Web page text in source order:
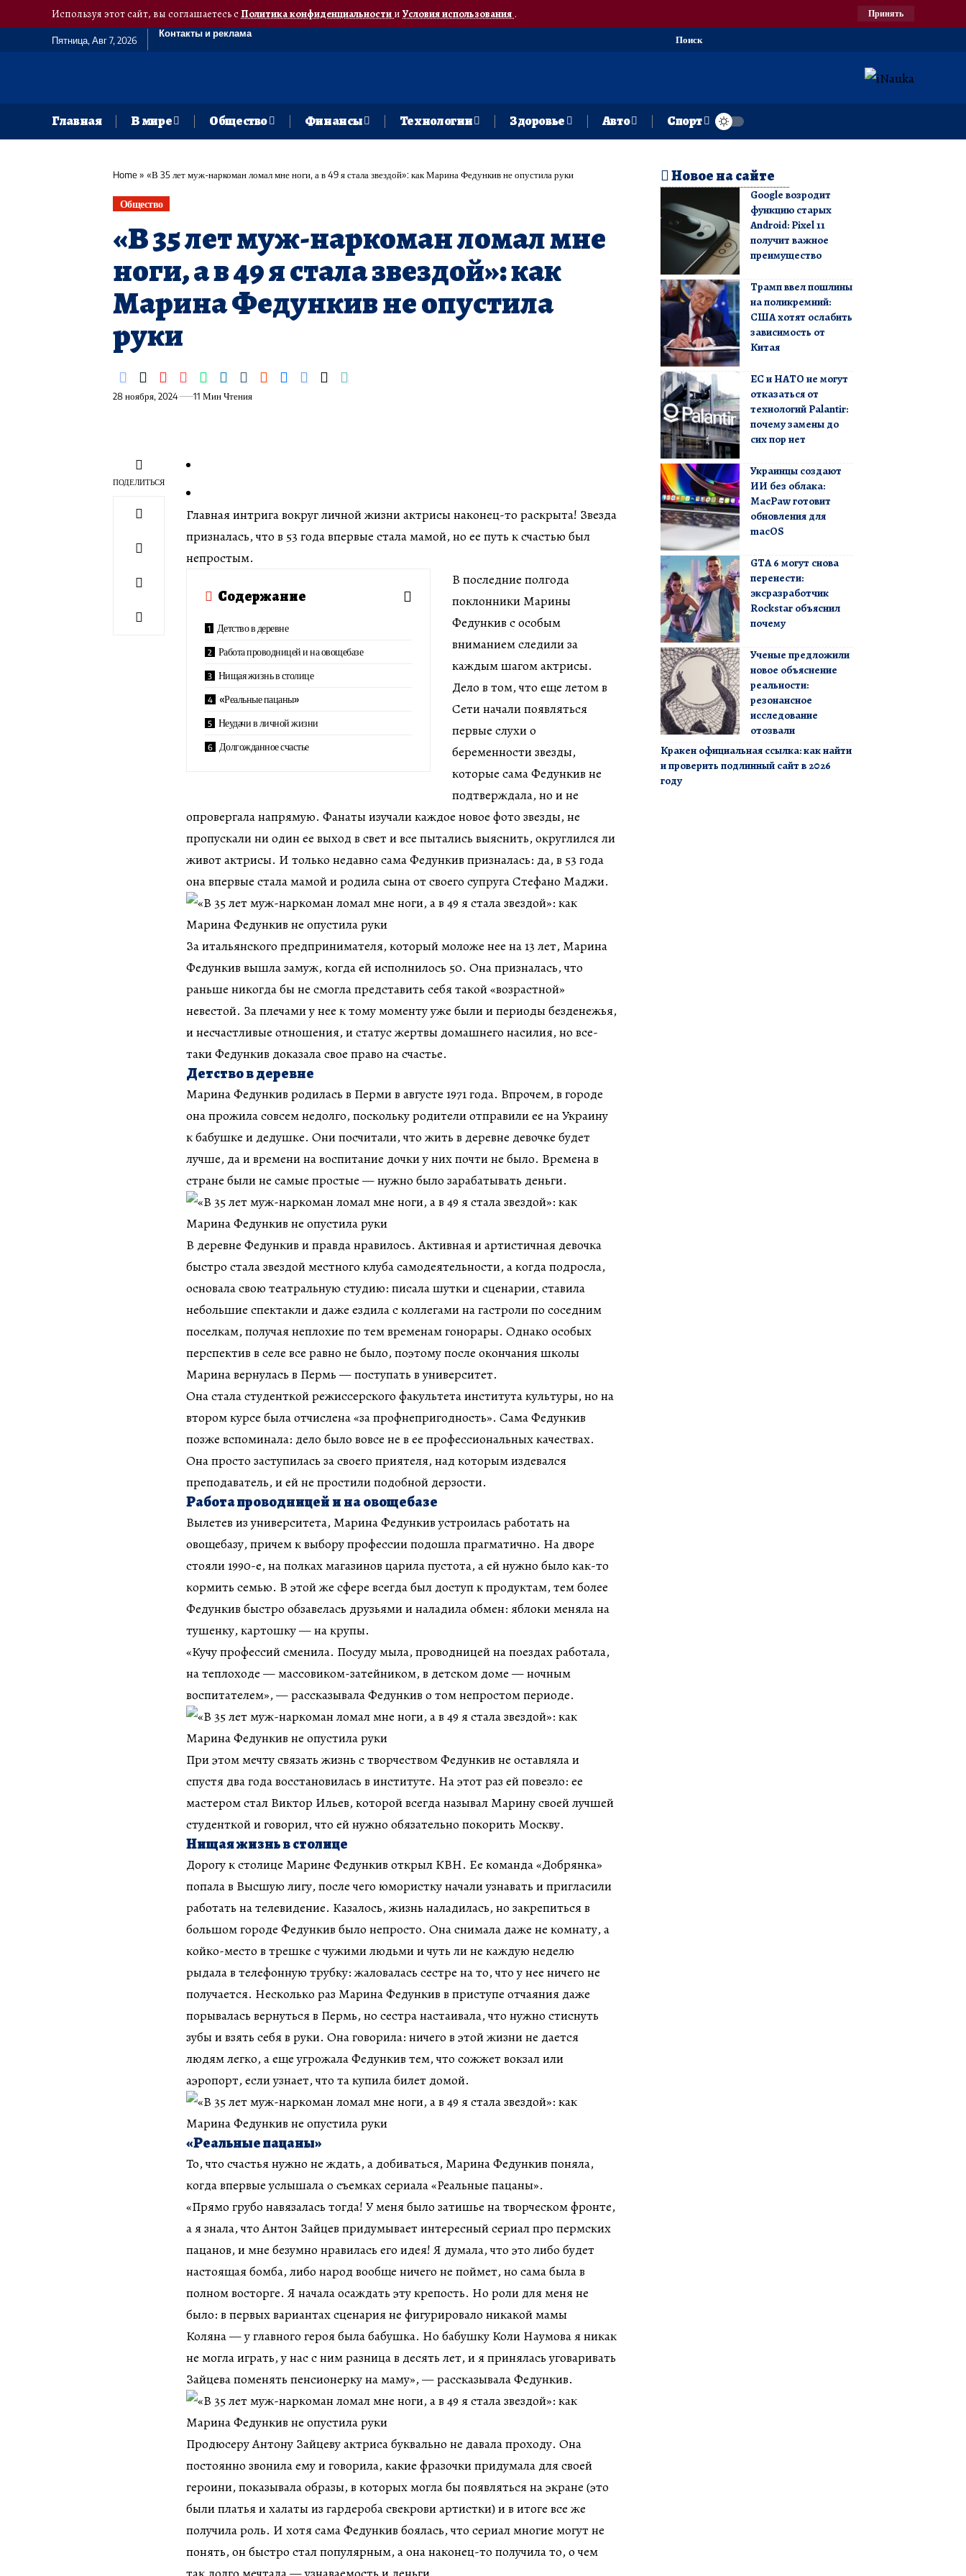
Используя этот сайт, вы соглашаетесь сПолитика конфиденциальностии Условия использования. Принять
Пятница, Авг 7, 2026
Контакты и реклама
Поиск
Главная В мире Общество Финансы Технологии Здоровье Авто Спорт
Home» «В 35 лет муж-наркоман ломал мне ноги, а в 49 я стала звездой»: как Марина Федункив не опустила руки
Общество
«В 35 лет муж-наркоман ломал мне
ноги, а в 49 я стала звездой»: как
Марина Федункив не опустила
руки
28 ноября, 2024 11 Мин Чтения
ПОДЕЛИТЬСЯ
Главная интрига вокруг личной жизни актрисы наконец-то раскрыта! Звезда
призналась, что в 53 года впервые стала мамой, но ее путь к счастью был
непростым.
Содержание
Детство в деревне
Работа проводницей и на овощебазе
Нищая жизнь в столице
«Реальные пацаны»
Неудачи в личной жизни
Долгожданное счастье
В последние полгода
поклонники Марины
Федункив с особым
вниманием следили за
каждым шагом актрисы.
Дело в том, что еще летом в
Сети начали появляться
первые слухи о
беременности звезды,
которые сама Федункив не
подтверждала, но и не
опровергала напрямую. Фанаты изучали каждое новое фото звезды, не
пропускали ни один ее выход в свет и все пытались выяснить, округлился ли
живот актрисы. И только недавно сама Федункив призналась: да, в 53 года
она впервые стала мамой и родила сына от своего супруга Стефано Маджи.
За итальянского предпринимателя, который моложе нее на 13 лет, Марина
Федункив вышла замуж, когда ей исполнилось 50. Она призналась, что
раньше никогда бы не смогла представить себя такой «возрастной»
невестой. За плечами у нее к тому моменту уже были и периоды безденежья,
и несчастливые отношения, и статус жертвы домашнего насилия, но все-
таки Федункив доказала свое право на счастье.
Детство в деревне
Марина Федункив родилась в Перми в августе 1971 года. Впрочем, в городе
она прожила совсем недолго, поскольку родители отправили ее на Украину
к бабушке и дедушке. Они посчитали, что жить в деревне девочке будет
лучше, да и времени на воспитание дочки у них почти не было. Времена в
стране были не самые простые — нужно было зарабатывать деньги.
В деревне Федункив и правда нравилось. Активная и артистичная девочка
быстро стала звездой местного клуба самодеятельности, а когда подросла,
основала свою театральную студию: писала шутки и сценарии, ставила
небольшие спектакли и даже ездила с коллегами на гастроли по соседним
поселкам, получая неплохие по тем временам гонорары. Однако особых
перспектив в селе все равно не было, поэтому после окончания школы
Марина вернулась в Пермь — поступать в университет.
Она стала студенткой режиссерского факультета института культуры, но на
втором курсе была отчислена «за профнепригодность». Сама Федункив
позже вспоминала: дело было вовсе не в ее профессиональных качествах.
Она просто заступилась за своего приятеля, над которым издевался
преподаватель, и ей не простили подобной дерзости.
Работа проводницей и на овощебазе
Вылетев из университета, Марина Федункив устроилась работать на
овощебазу, причем к выбору профессии подошла прагматично. На дворе
стояли 1990-е, на полках магазинов царила пустота, а ей нужно было как-то
кормить семью. В этой же сфере всегда был доступ к продуктам, тем более
Федункив быстро обзавелась друзьями и наладила обмен: яблоки меняла на
тушенку, картошку — на крупы.
«Кучу профессий сменила. Посуду мыла, проводницей на поездах работала,
на теплоходе — массовиком-затейником, в детском доме — ночным
воспитателем», — рассказывала Федункив о том непростом периоде.
При этом мечту связать жизнь с творчеством Федункив не оставляла и
спустя два года восстановилась в институте. На этот раз ей повезло: ее
мастером стал Виктор Ильев, которой всегда называл Марину своей лучшей
студенткой и говорил, что ей нужно обязательно покорить Москву.
Нищая жизнь в столице
Дорогу к столице Марине Федункив открыл КВН. Ее команда «Добрянка»
попала в Высшую лигу, после чего юмористку начали узнавать и пригласили
работать на телевидение. Казалось, жизнь наладилась, но закрепиться в
большом городе Федункив было непросто. Она снимала даже не комнату, а
койко-место в трешке с чужими людьми и чуть ли не каждую неделю
рыдала в телефонную трубку: жаловалась сестре на то, что у нее ничего не
получается. Несколько раз Марина Федункив в приступе отчаяния даже
порывалась вернуться в Пермь, но сестра настаивала, что нужно стиснуть
зубы и взять себя в руки. Она говорила: ничего в этой жизни не дается
людям легко, а еще угрожала Федункив тем, что сожжет вокзал или
аэропорт, если узнает, что та купила билет домой.
«Реальные пацаны»
То, что счастья нужно не ждать, а добиваться, Марина Федункив поняла,
когда впервые услышала о съемках сериала «Реальные пацаны».
«Прямо грубо навязалась тогда! У меня было затишье на творческом фронте,
а я знала, что Антон Зайцев придумывает интересный сериал про пермских
пацанов, и мне безумно нравилась его идея! Я думала, что это либо будет
настоящая бомба, либо народ вообще ничего не поймет, но сама была в
полном восторге. Я начала осаждать эту крепость. Но роли для меня не
было: в первых вариантах сценария не фигурировало никакой мамы
Коляна — у главного героя была бабушка. Но бабушку Коли Наумова я никак
не могла играть, у нас с ним разница в десять лет, и я принялась уговаривать
Зайцева поменять пенсионерку на маму», — рассказывала Федункив.
Продюсеру Антону Зайцеву актриса буквально не давала проходу. Она
постоянно звонила ему и говорила, какие фразочки придумала для своей
героини, показывала образы, в которых могла бы появляться на экране (это
были платья и халаты из гардероба свекрови артистки) и в итоге все же
получила роль. И хотя сама Федункив боялась, что сериал многие могут не
понять, он быстро стал популярным, а она наконец-то получила то, о чем
Новое на сайте
Google возродит
функцию старых
Android: Pixel 11
получит важное
преимущество
Трамп ввел пошлины
на поликремний:
США хотят ослабить
зависимость от
Китая
ЕС и НАТО не могут
отказаться от
технологий Palantir:
почему замены до
сих пор нет
Украинцы создают
ИИ без облака:
MacPaw готовит
обновления для
macOS
GTA 6 могут снова
перенести:
эксразработчик
Rockstar объяснил
почему
Ученые предложили
новое объяснение
реальности:
резонансное
исследование
отозвали
Кракен официальная ссылка: как найти
и проверить подлинный сайт в 2026
году